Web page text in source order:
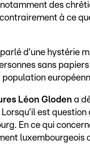
des
à ce
d’une hystérie
sans
Léon Gloden a
est question
En ce qui